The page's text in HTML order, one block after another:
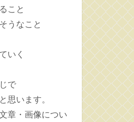
こと
うなこと
いく
で
思います。
章・画像につい